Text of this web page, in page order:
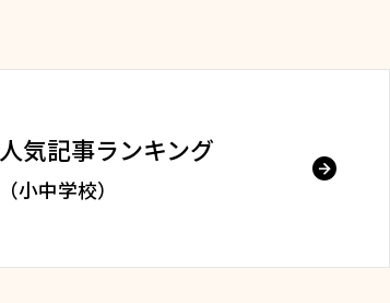
人気記事ランキング
（小中学校）